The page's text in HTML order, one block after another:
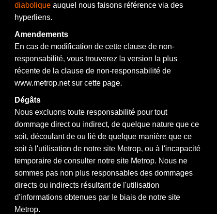
diabolique auquel nous faisons référence via des
hyperliens.
Amendements
En cas de modification de cette clause de non-
responsabilité, vous trouverez la version la plus
récente de la clause de non-responsabilité de
www.metrop.net sur cette page.
Dégâts
Nous excluons toute responsabilité pour tout
dommage direct ou indirect, de quelque nature que ce
soit, découlant de ou lié de quelque manière que ce
soit à l'utilisation de notre site Metrop, ou à l'incapacité
temporaire de consulter notre site Metrop. Nous ne
sommes pas non plus responsables des dommages
directs ou indirects résultant de l'utilisation
d'informations obtenues par le biais de notre site
Metrop.